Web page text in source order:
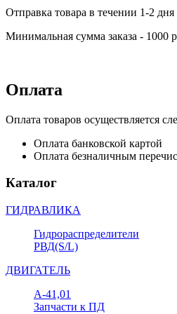
Отправка товара в течении 1-2
Минимальная сумма заказа - 1000
Оплата
Оплата товаров осуществляется
Оплата банковской картой
Оплата безналичным
Каталог
ГИДРАВЛИКА
Гидрораспределители
РВД(S/L)
ДВИГАТЕЛЬ
А-41,01
Запчасти к ПД